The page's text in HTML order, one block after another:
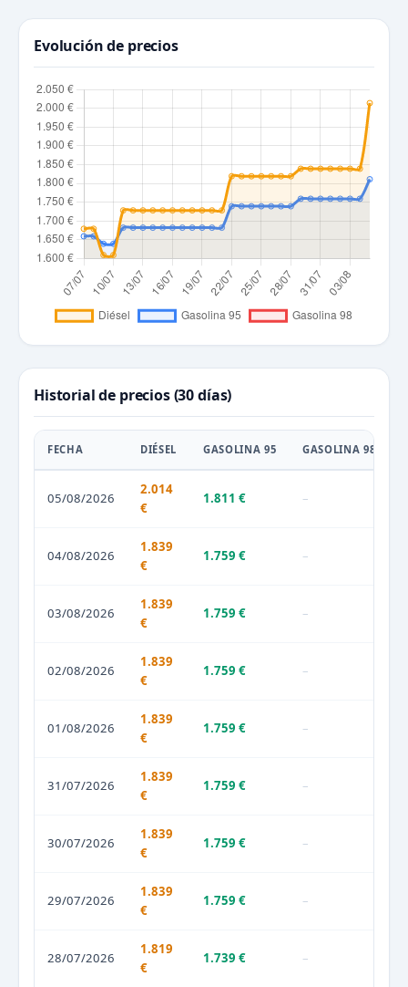
Evolución de precios
Historial de precios (30 días)
FECHA DIÉSEL GASOLINA 95 GASOLINA 98
05/08/2026
2.014
€
1.811 € –
04/08/2026
1.839
€
1.759 € –
03/08/2026
1.839
€
1.759 € –
02/08/2026
1.839
€
1.759 € –
01/08/2026
1.839
€
1.759 € –
31/07/2026
1.839
€
1.759 € –
30/07/2026
1.839
€
1.759 € –
29/07/2026
1.839
€
1.759 € –
28/07/2026
1.819
€
1.739 € –